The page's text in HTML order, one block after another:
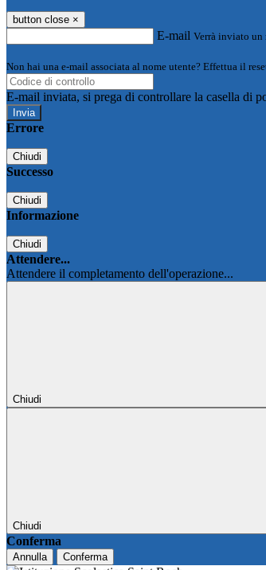
button close ×
E-mail Verrà inviato un
Non hai una e-mail associata al nome utente? Effettua il
E-mail inviata, si prega di controllare la casella di
Errore
Chiudi
Successo
Chiudi
Informazione
Chiudi
Attendere...
Attendere il completamento dell'operazione...
Chiudi
Chiudi
Conferma
Annulla Conferma